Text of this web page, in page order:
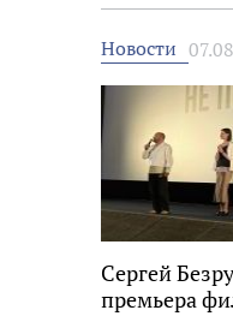
Новости
Сергей
премьера